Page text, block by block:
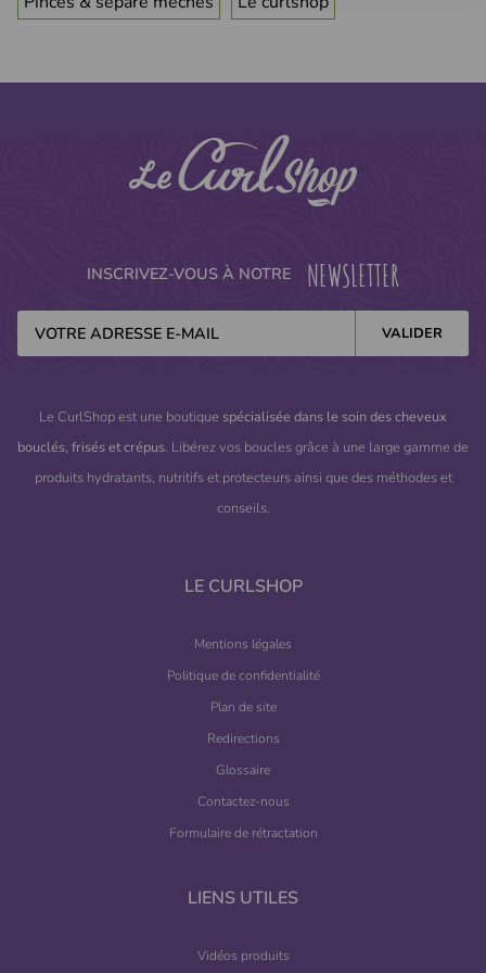
INSCRIVEZ-VOUS À NOTRE NEWSLETTER
Le CurlShop est une boutique spécialisée dans le soin des cheveux
bouclés, frisés et crépus. Libérez vos boucles grâce à une large gamme de
produits hydratants, nutritifs et protecteurs ainsi que des méthodes et
conseils.
LE CURLSHOP
Mentions légales
Politique de confidentialité
Plan de site
Redirections
Glossaire
Contactez-nous
Formulaire de rétractation
LIENS UTILES
Vidéos produits